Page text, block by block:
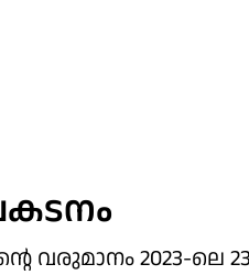
2023-ലെ